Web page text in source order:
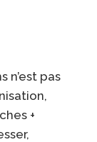
n’est pas
+